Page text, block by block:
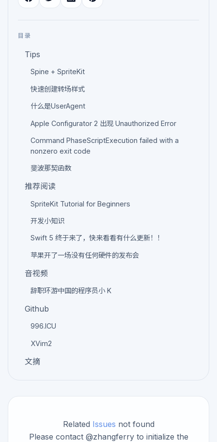
目录
Tips
Spine + SpriteKit
快速创建转场样式
什么是UserAgent
Apple Configurator 2 出现 Unauthorized Error
Command PhaseScriptExecution failed with a
nonzero exit code
斐波那契函数
推荐阅读
SpriteKit Tutorial for Beginners
开发小知识
Swift 5 终于来了，快来看看有什么更新！！
苹果开了一场没有任何硬件的发布会
音视频
辞职环游中国的程序员小 K
Github
996.ICU
XVim2
文摘
Related Issues not found
Please contact @zhangferry to initialize the